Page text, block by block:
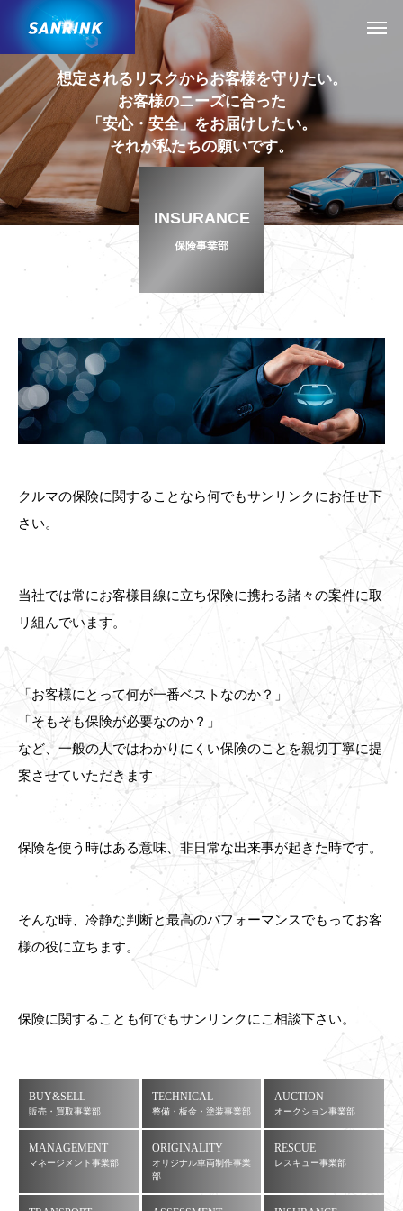
想定されるリスクからお客様を守りたい。
お客様のニーズに合った
「安心・安全」をお届けしたい。
それが私たちの願いです。
INSURANCE
保険事業部
クルマの保険に関することなら何でもサンリンクにお任せ下
さい。
当社では常にお客様目線に立ち保険に携わる諸々の案件に取
リ組んでいます。
「お客様にとって何が一番ベストなのか？」
「そもそも保険が必要なのか？」
など、一般の人ではわかりにくい保険のことを親切丁寧に提
案させていただきます
保険を使う時はある意味、非日常な出来事が起きた時です。
そんな時、冷静な判断と最高のパフォーマンスでもってお客
様の役に立ちます。
保険に関することも何でもサンリンクにこ相談下さい。
BUY&SELL
販売・買取事業部
TECHNICAL
整備・板金・塗装事業部
AUCTION
オークション事業部
MANAGEMENT
マネージメント事業部
ORIGINALITY
オリジナル車両制作事業
部
RESCUE
レスキュー事業部